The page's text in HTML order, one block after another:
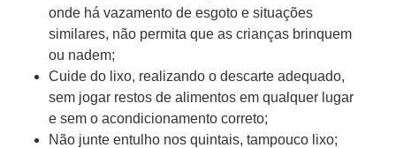
onde há vazamento de esgoto e situações
similares, não permita que as crianças brinquem
ou nadem;
Cuide do lixo, realizando o descarte adequado,
sem jogar restos de alimentos em qualquer lugar
e sem o acondicionamento correto;
Não junte entulho nos quintais, tampouco lixo;